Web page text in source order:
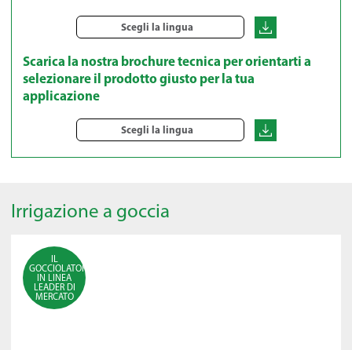
Scegli la lingua
Scarica la nostra brochure tecnica per orientarti a
selezionare il prodotto giusto per la tua
applicazione
Scegli la lingua
Irrigazione a goccia
IL
GOCCIOLATORE
IN LINEA
LEADER DI
MERCATO